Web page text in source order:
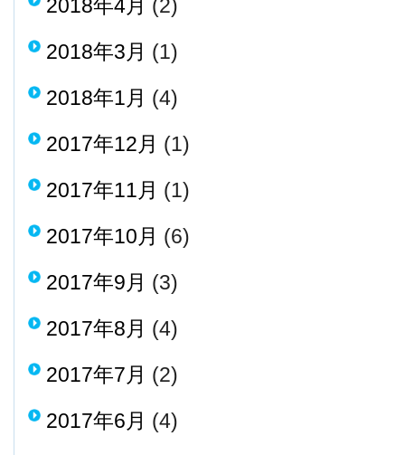
2018年4月 (2)
2018年3月 (1)
2018年1月 (4)
2017年12月 (1)
2017年11月 (1)
2017年10月 (6)
2017年9月 (3)
2017年8月 (4)
2017年7月 (2)
2017年6月 (4)